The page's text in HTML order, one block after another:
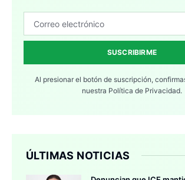
SUSCRIBIRME
Al presionar el botón de suscripción,
nuestra Política de Privacidad.
ÚLTIMAS NOTICIAS